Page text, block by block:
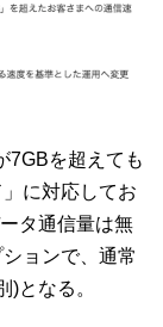
7GBを超えても
に対応してお
タ通信量は無
ョンで、通常
となる。